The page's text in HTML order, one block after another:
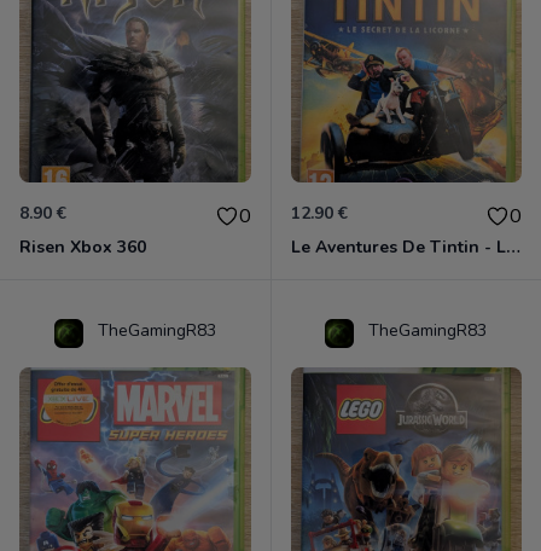
8.90 € 0
Risen Xbox 360
12.90 € 0
Le Aventures De Tintin - Le Secret De La Licorne Xbox 360
TheGamingR83 TheGamingR83